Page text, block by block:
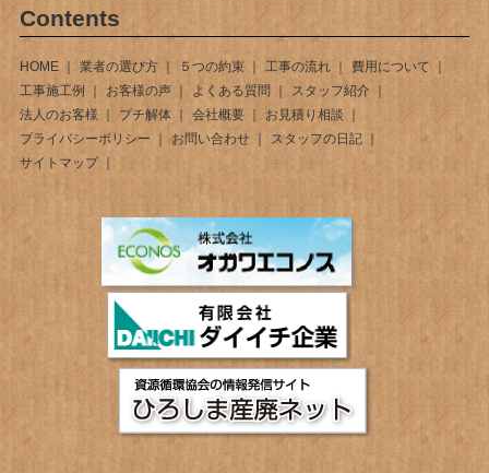
Contents
HOME 業者の選び方 ５つの約束 工事の流れ
費用について
工事施工例
お客様の声 よくある質問
スタッフ紹介
法人のお客様
プチ解体 会社概要
お見積り相談
プライバシーポリシー
お問い合わせ
スタッフの日記
サイトマップ